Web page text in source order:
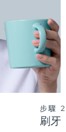
步驟
刷牙